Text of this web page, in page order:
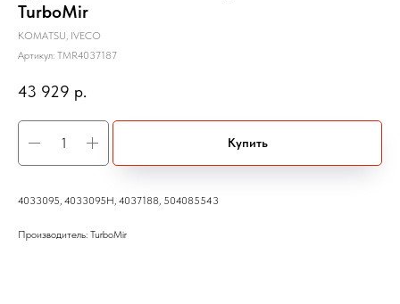
TurboMir
KOMATSU, IVECO
Артикул: TMR4037187
43 929 р.
Купить
4033095, 4033095H, 4037188, 504085543
Производитель: TurboMir